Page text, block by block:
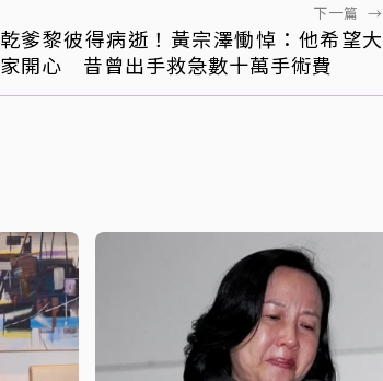
下一篇 →
乾爹黎彼得病逝！黃宗澤慟悼：他希望大
家開心 昔曾出手救急數十萬手術費